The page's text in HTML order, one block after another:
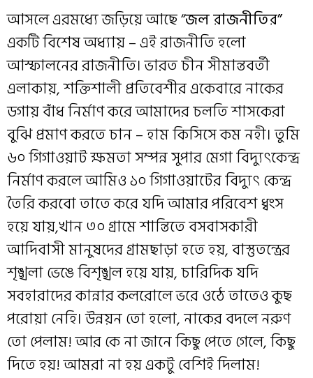
আসলে এরমধ্যে জড়িয়ে আছে “জল রাজনীতির”
একটি বিশেষ অধ্যায় – এই রাজনীতি হলো
আস্ফালনের রাজনীতি। ভারত চীন সীমান্তবর্তী
এলাকায়, শক্তিশালী প্রতিবেশীর একেবারে নাকের
ডগায় বাঁধ নির্মাণ করে আমাদের চলতি শাসকেরা
বুঝি প্রমাণ করতে চান – হাম কিসিসে কম নহী। তুমি
৬০ গিগাওয়াট ক্ষমতা সম্পন্ন সুপার মেগা বিদ্যুৎকেন্দ্র
নির্মাণ করলে আমিও ১০ গিগাওয়াটের বিদ্যুৎ কেন্দ্র
তৈরি করবো তাতে করে যদি আমার পরিবেশ ধ্বংস
হয়ে যায়,খান ৩০ গ্রামে শান্তিতে বসবাসকারী
আদিবাসী মানুষদের গ্রামছাড়া হতে হয়, বাস্তুতন্ত্রের
শৃঙ্খলা ভেঙে বিশৃঙ্খল হয়ে যায়, চারিদিক যদি
সবহারাদের কান্নার কলরোলে ভরে ওঠে তাতেও কুছ
পরোয়া নেহি। উন্নয়ন তো হলো, নাকের বদলে নরুণ
তো পেলাম! আর কে না জানে কিছু পেতে গেলে, কিছু
দিতে হয়! আমরা না হয় একটু বেশিই দিলাম!